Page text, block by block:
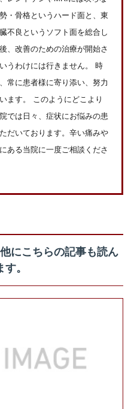
・骨格というハード面と、東
不良というソフト面を総合し
、改善のための治療が開始さ
うわけには行きません。 時
常に患者様に寄り添い、努力
ます。 このようにどこより
では日々、症状にお悩みの患
だいております。辛い痛みや
ある当院に一度ご相談くださ
にこちらの記事も読ん
。